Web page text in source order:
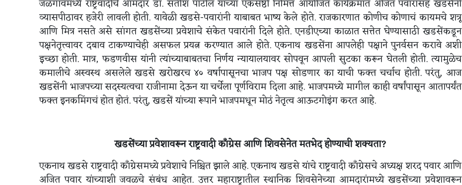
जळगावमध्ये राष्ट्रवादीचे आमदार डॉ. सतीश पाटील यांच्या एकसष्ठी निमित्त आयोजित कार्यक्रमात अजित पवारांसह खडसेंनी
व्यासपीठावर हजेरी लावली होती. यावेळी खडसे-पवारांनी याबाबत भाष्य केले होते. राजकारणात कोणीच कोणाचं कायमचे शत्रू
आणि मित्र नसते असे सांगत खडसेंच्या प्रवेशाचे संकेत पवारांनी दिले होते. एनडीएच्या काळात सत्तेत घेण्यासाठी खडसेंकडून
पक्षनेतृत्त्वावर दबाव टाकण्याचेही असफल प्रयत्न करण्यात आले होते. एकनाथ खडसेंना आपलेही पक्षाने पुनर्वसन करावे अशी
इच्छा होती. मात्र, फडणवीस यांनी त्यांच्याबाबतचा निर्णय न्यायालयावर सोपवून आपली सुटका करून घेतली होती. त्यामुळेच
कमालीचे अस्वस्थ असलेले खडसे खरोखरच ४० वर्षापासूनचा भाजप पक्ष सोडणार का याची फक्त चर्चाच होती. परंतु, आज
खडसेंनी भाजपच्या सदस्यत्वचा राजीनामा देऊन या चर्चेला पूर्णविराम दिला आहे. भाजपमध्ये मागील काही वर्षांपासून आतापर्यंत
फक्त इनकमिंगचं होत होतं. परंतु, खडसें यांच्या रूपाने भाजपमधून मोठं नेतृत्व आऊटगोइंग करत आहे.
खडसेंच्या प्रवेशावरून राष्ट्रवादी काँग्रेस आणि शिवसेनेत मतभेद होण्याची शक्यता?
एकनाथ खडसे राष्ट्रवादी काँग्रेसमध्ये प्रवेशाचे निश्चित झाले आहे. एकनाथ खडसे यांचे राष्ट्रवादी काँग्रेसचे अध्यक्ष शरद पवार आणि
अजित पवार यांच्याशी जवळचे संबंध आहेत. उत्तर महाराष्ट्रातील स्थानिक शिवसेनेच्या आमदारांमध्ये खडसेंच्या प्रवेशावरून